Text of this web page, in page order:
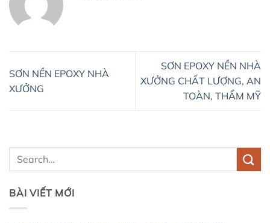
SƠN NỀN EPOXY NHÀ
XƯỞNG
SƠN EPOXY NỀN NHÀ
XƯỞNG CHẤT LƯỢNG, AN
TOÀN, THẨM MỸ
BÀI VIẾT MỚI